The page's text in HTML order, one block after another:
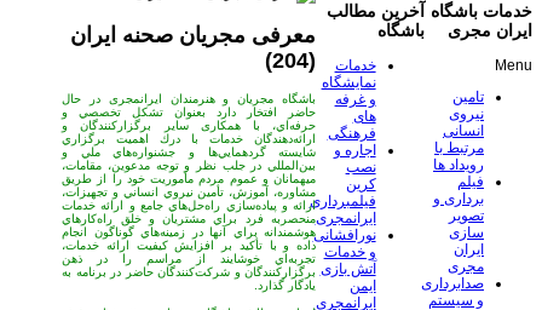
معرفی مجریان صحنه ایران
(204)
باشگاه مجریان و هنرمندان ایرانمجری در حال
حاضر افتخار دارد بعنوان تشكل تخصصي و
حرفه‌اي، با همکاری سایر برگزاركنندگان و
ارائه‌دهندگان خدمات با درك اهميت برگزاري
شايسته گردهمايي‌ها و جشنواره‌هاي ملي و
بين‌المللي در جلب نظر و توجه مدعوين، مقامات،
میهمانان و عموم مردم مأموريت خود را از طريق
مشاوره‌، آموزش، تأمين نيروي انساني و تجهيزات،
ارائه و پياده‌سازي راه‌حل‌هاي جامع و ارائه خدمات
منحصربه فرد براي مشتريان و خلق راه‌كارهاي
هوشمندانه براي آنها در زمينه‌هاي گوناگون انجام
داده و با تأكيد بر افزايش كيفيت ارائه خدمات،
تجربه‌اي خوشايند از مراسم را در ذهن
برگزاركنندگان و شركت‌كنندگان حاضر در برنامه به
يادگار گذارد.
آخرین مطالب
باشگاه
خدمات
نمایشگاه
و غرفه
های
فرهنگی
اجاره و
نصب
کرین
فیلمبرداری
ایرانمجری
نورافشانی
و خدمات
آتش بازی
ایمن
ایرانمجری
خدمات باشگاه
ایران مجری
Menu
تامین
نیروی
انسانی
مرتبط با
رویداد ها
فیلم
برداری و
تصویر
سازی
ایران
مجری
صدابرداری
و سیستم